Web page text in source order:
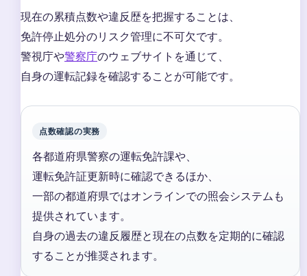
現在の累積点数や違反歴を把握することは、
免許停止処分のリスク管理に不可欠です。
警視庁や警察庁のウェブサイトを通じて、
自身の運転記録を確認することが可能です。
点数確認の実務
各都道府県警察の運転免許課や、
運転免許証更新時に確認できるほか、
一部の都道府県ではオンラインでの照会システムも
提供されています。
自身の過去の違反履歴と現在の点数を定期的に確認
することが推奨されます。